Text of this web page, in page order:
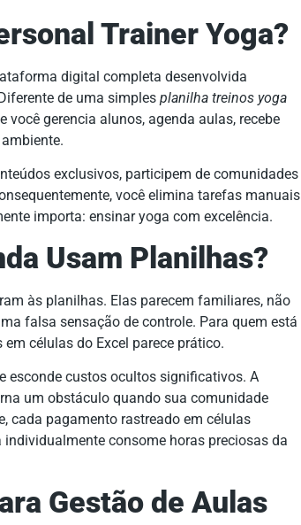
Trainer Yoga?
digital completa desenvolvida
de uma simples planilha treinos yoga
gerencia alunos, agenda aulas, recebe
exclusivos, participem de comunidades
você elimina tarefas manuais
importa: ensinar yoga com excelência.
Usam Planilhas?
às planilhas. Elas parecem familiares, não
falsa sensação de controle. Para quem está
células do Excel parece prático.
esconde custos ocultos significativos. A
um obstáculo quando sua comunidade
cada pagamento rastreado em células
consome horas preciosas da
Gestão de Aulas